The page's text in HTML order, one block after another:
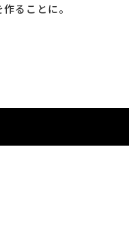
ることに。